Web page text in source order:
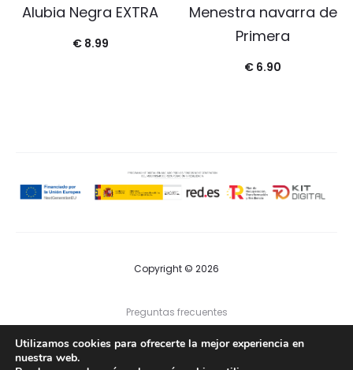
Alubia Negra EXTRA
€8.99
Menestra navarra de
Primera
€ 6.90
Copyright © 2026
Preguntas frecuentes
Contacto
Utilizamos cookies para ofrecerte la mejor experiencia en
nuestra web.